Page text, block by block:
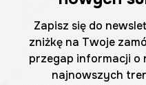
Zapisz się do
zniżkę na Twoje
przegap informacji o
najnowszych